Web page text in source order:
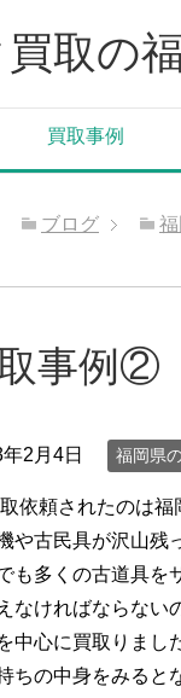
取の
買取事例
ブログ
事例②
2月4日 福岡県
依頼されたのは福
古民具が沢山残
も多くの古道具を
なければならない
中心に買取りまし
ちの中身をみる